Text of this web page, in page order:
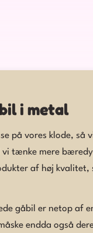
i metal
på vores klode, så
vi tænke mere
af høj
gåbil er netop af
endda også